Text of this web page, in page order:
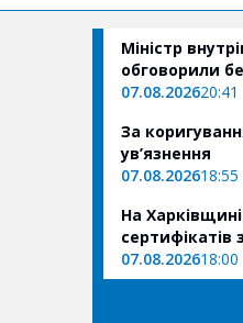
Міністр
обговорили
07.08.202620:41
За
ув’язнення
07.08.202618:55
На
07.08.202618:00